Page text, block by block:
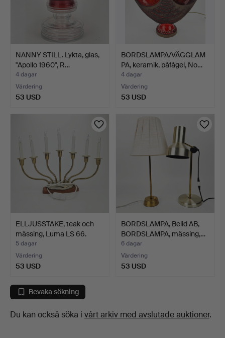
NANNY STILL. Lykta, glas,
"Apollo 1960", R…
4 dagar
Värdering
53 USD
BORDSLAMPA/VÄGGLAM
PA, keramik, påfågel, No…
4 dagar
Värdering
53 USD
ELLJUSSTAKE, teak och
mässing, Luma LS 66.
5 dagar
Värdering
53 USD
BORDSLAMPA, Belid AB,
BORDSLAMPA, mässing,…
6 dagar
Värdering
53 USD
Bevaka sökning
Du kan också söka i vårt arkiv med avslutade auktioner.